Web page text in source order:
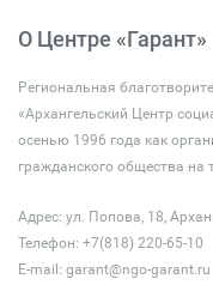
О Центре «Гарант»
Региональная
«Архангельский Центр
осенью 1996 года как
гражданского общества на
Адрес: ул. Попова, 18,
Телефон: +7(818) 220-65-10
E-mail: garant@ngo-garant.ru